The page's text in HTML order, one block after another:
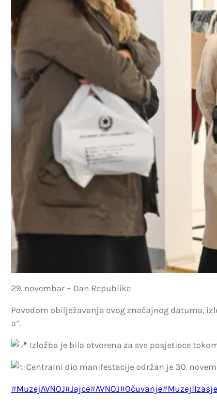
29. novembar – Dan Republike
Povodom obilježavanja ovog značajnog datuma,
a”.
Izložba je bila otvorena za sve posjetioce
Centralni dio manifestacije održan je 30.
#MuzejAVNOJ#Jajce#AVNOJ#Očuvanje